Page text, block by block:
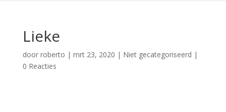
Lieke
door roberto | mrt 23, 2020 | Niet gecategoriseerd |
0 Reacties